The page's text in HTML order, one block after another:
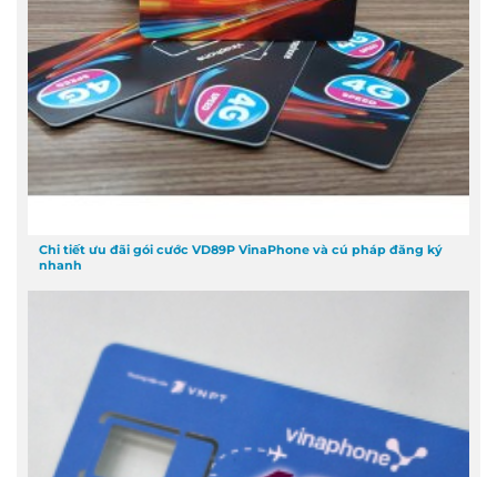
Chi tiết ưu đãi gói cước VD89P VinaPhone và cú pháp đăng ký
nhanh